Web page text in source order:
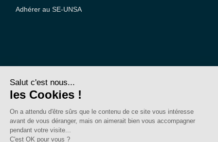
Adhérer au SE-UNSA
SE-Unsa est un syndicat de l’UNSA